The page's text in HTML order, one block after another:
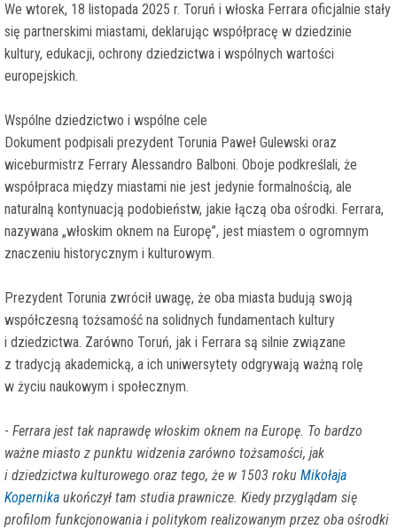
We wtorek, 18 listopada 2025 r. Toruń i włoska Ferrara oficjalnie stały
się partnerskimi miastami, deklarując współpracę w dziedzinie
kultury, edukacji, ochrony dziedzictwa i wspólnych wartości
europejskich.
Wspólne dziedzictwo i wspólne cele
Dokument podpisali prezydent Torunia Paweł Gulewski oraz
wiceburmistrz Ferrary Alessandro Balboni. Oboje podkreślali, że
współpraca między miastami nie jest jedynie formalnością, ale
naturalną kontynuacją podobieństw, jakie łączą oba ośrodki. Ferrara,
nazywana „włoskim oknem na Europę”, jest miastem o ogromnym
znaczeniu historycznym i kulturowym.
Prezydent Torunia zwrócił uwagę, że oba miasta budują swoją
współczesną tożsamość na solidnych fundamentach kultury
i dziedzictwa. Zarówno Toruń, jak i Ferrara są silnie związane
z tradycją akademicką, a ich uniwersytety odgrywają ważną rolę
w życiu naukowym i społecznym.
- Ferrara jest tak naprawdę włoskim oknem na Europę. To bardzo
ważne miasto z punktu widzenia zarówno tożsamości, jak
i dziedzictwa kulturowego oraz tego, że w 1503 roku Mikołaja
Kopernika ukończył tam studia prawnicze. Kiedy przyglądam się
profilom funkcjonowania i politykom realizowanym przez oba ośrodki